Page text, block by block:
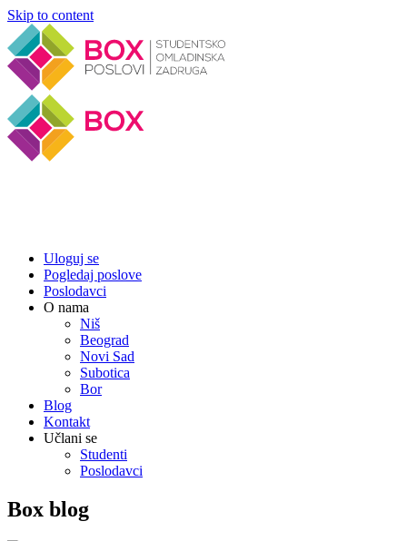
Skip to content
Uloguj se
Pogledaj poslove
Poslodavci
O nama
Niš
Beograd
Novi Sad
Subotica
Bor
Blog
Kontakt
Učlani se
Studenti
Poslodavci
Box blog